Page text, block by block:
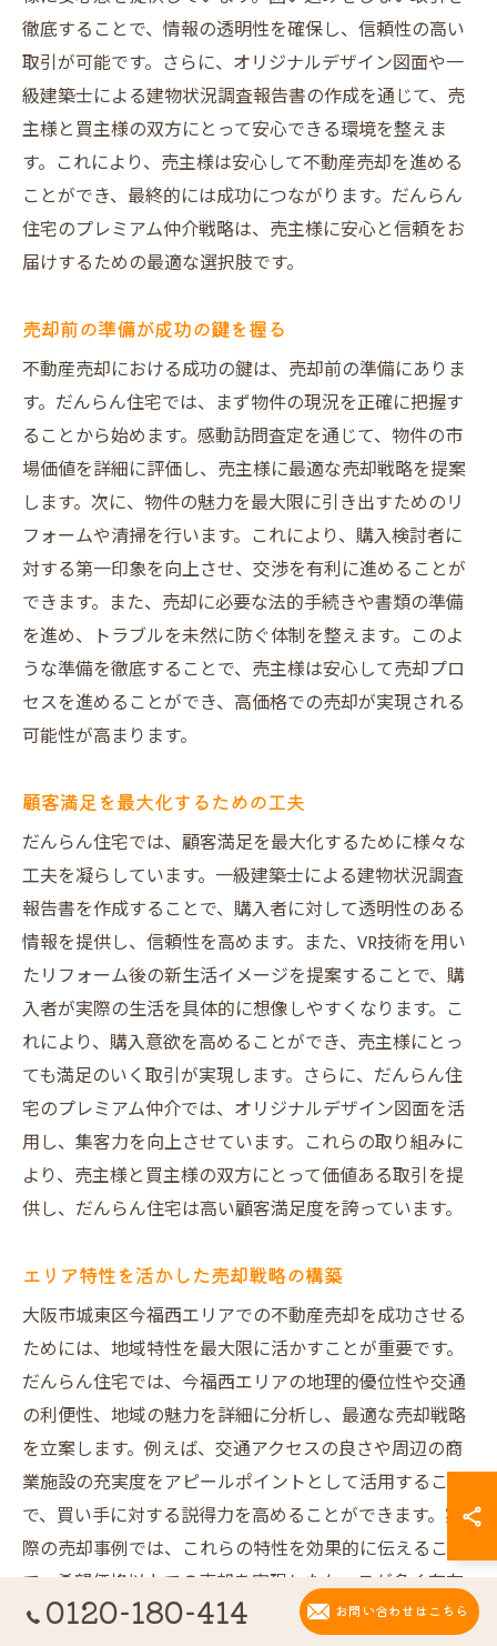
徹底することで、情報の透明性を確保し、信頼性の高い
取引が可能です。さらに、オリジナルデザイン図面や一
級建築士による建物状況調査報告書の作成を通じて、売
主様と買主様の双方にとって安心できる環境を整えま
す。これにより、売主様は安心して不動産売却を進める
ことができ、最終的には成功につながります。だんらん
住宅のプレミアム仲介戦略は、売主様に安心と信頼をお
届けするための最適な選択肢です。
売却前の準備が成功の鍵を握る
不動産売却における成功の鍵は、売却前の準備にありま
す。だんらん住宅では、まず物件の現況を正確に把握す
ることから始めます。感動訪問査定を通じて、物件の市
場価値を詳細に評価し、売主様に最適な売却戦略を提案
します。次に、物件の魅力を最大限に引き出すためのリ
フォームや清掃を行います。これにより、購入検討者に
対する第一印象を向上させ、交渉を有利に進めることが
できます。また、売却に必要な法的手続きや書類の準備
を進め、トラブルを未然に防ぐ体制を整えます。このよ
うな準備を徹底することで、売主様は安心して売却プロ
セスを進めることができ、高価格での売却が実現される
可能性が高まります。
顧客満足を最大化するための工夫
だんらん住宅では、顧客満足を最大化するために様々な
工夫を凝らしています。一級建築士による建物状況調査
報告書を作成することで、購入者に対して透明性のある
情報を提供し、信頼性を高めます。また、VR技術を用い
たリフォーム後の新生活イメージを提案することで、購
入者が実際の生活を具体的に想像しやすくなります。こ
れにより、購入意欲を高めることができ、売主様にとっ
ても満足のいく取引が実現します。さらに、だんらん住
宅のプレミアム仲介では、オリジナルデザイン図面を活
用し、集客力を向上させています。これらの取り組みに
より、売主様と買主様の双方にとって価値ある取引を提
供し、だんらん住宅は高い顧客満足度を誇っています。
エリア特性を活かした売却戦略の構築
大阪市城東区今福西エリアでの不動産売却を成功させる
ためには、地域特性を最大限に活かすことが重要です。
だんらん住宅では、今福西エリアの地理的優位性や交通
の利便性、地域の魅力を詳細に分析し、最適な売却戦略
を立案します。例えば、交通アクセスの良さや周辺の商
業施設の充実度をアピールポイントとして活用すること
で、買い手に対する説得力を高めることができます。実
際の売却事例では、これらの特性を効果的に伝えること
で、希望価格以上での売却を実現したケースが多く存在
します。地域特性を理解し、適切な戦略をもって売却を
0120-180-414 お問い合わせはこちら